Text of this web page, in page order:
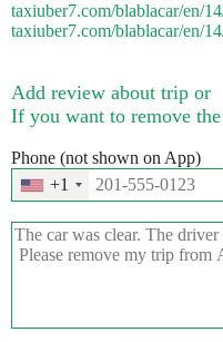
taxiuber7.com/blablacar/en/
taxiuber7.com/blablacar/en/
Add review about trip or
If you want to remove
Phone (not shown on App)
+1